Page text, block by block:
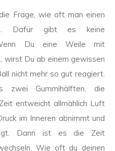
Frage, wie oft man einen
Dafür gibt es keine
Du eine Weile mit
wirst Du ab einem gewissen
nicht mehr so gut reagiert.
zwei Gummihälften, die
entweicht allmählich Luft
im Inneren abnimmt und
Dann ist es die Zeit
Wie oft du deinen